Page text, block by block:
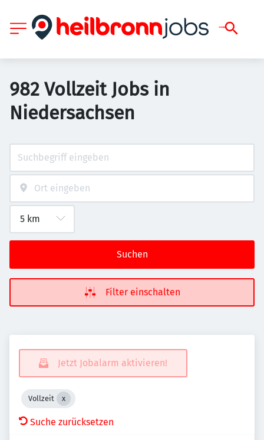
982 Vollzeit Jobs in
Niedersachsen
Suchen
Filter einschalten
Jetzt Jobalarm aktivieren!
Vollzeit
Suche zurücksetzen